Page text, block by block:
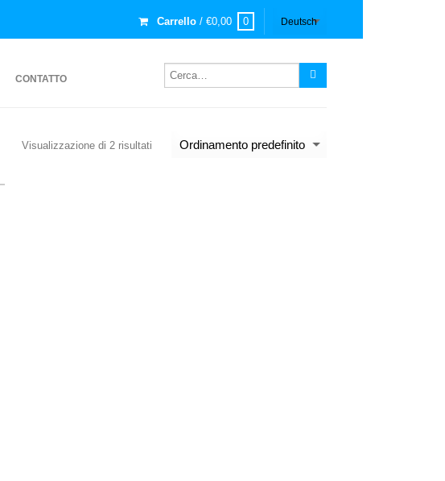
Carrello / €0,00 0
CONTATTO
Visualizzazione di 2 risultati